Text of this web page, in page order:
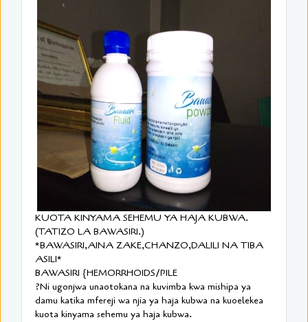
KUOTA KINYAMA SEHEMU YA HAJA KUBWA.
(TATIZO LA BAWASIRI.)
*BAWASIRI,AINA ZAKE,CHANZO,DALILI NA TIBA
ASILI*
BAWASIRI {HEMORRHOIDS/PILE
?Ni ugonjwa unaotokana na kuvimba kwa mishipa ya
damu katika mfereji wa njia ya haja kubwa na kuoelekea
kuota kinyama sehemu ya haja kubwa.